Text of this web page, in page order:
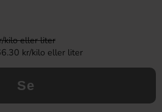
kilo eller liter
kr/kilo eller liter
Se